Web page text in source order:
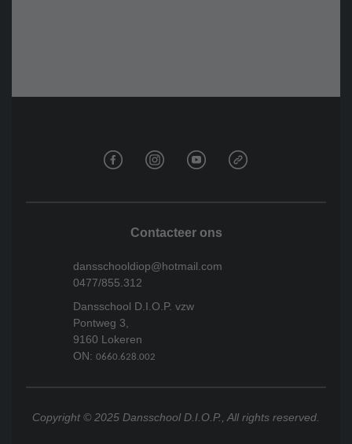
Contacteer ons
dansschooldiop@hotmail.com
0477/855.312
Dansschool D.I.O.P. vzw
Pontweg 3,
9160 Lokeren
ON: 0660.628.002
Copyright © 2025 Dansschool D.I.O.P., All rights reserved.